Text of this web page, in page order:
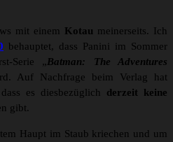
mit einem Kotau meinerseits. Ich
behauptet, dass Panini im Sommer
Serie „ Batman: The Adventures
Auf Nachfrage beim Verlag hat
es diesbezüglich derzeit keine
gibt.
Haupt im Staub kriechen und um